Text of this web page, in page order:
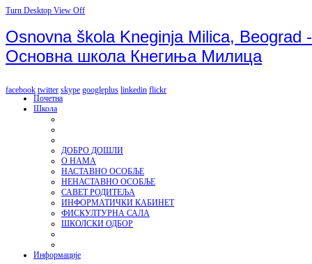
Turn Desktop View Off
Osnovna škola Kneginja Milica, Beograd -
Основна школа Кнегиња Милица
facebook twitter skype googleplus linkedin flickr
Почетна
Школа
ДОБРО ДОШЛИ
О НАМА
НАСТАВНО ОСОБЉЕ
НЕНАСТАВНО ОСОБЉЕ
САВЕТ РОДИТЕЉА
ИНФОРМАТИЧКИ КАБИНЕТ
ФИСКУЛТУРНА САЛА
ШКОЛСКИ ОДБОР
Информације